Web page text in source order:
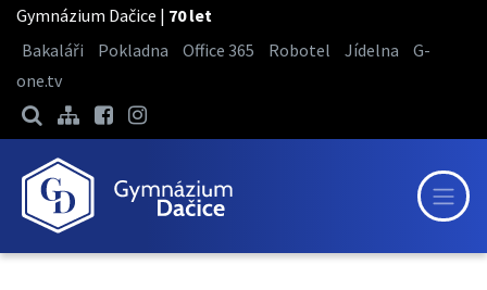
Gymnázium Dačice | 70 let
Bakaláři
Pokladna Office 365 Robotel Jídelna
G-
one.tv